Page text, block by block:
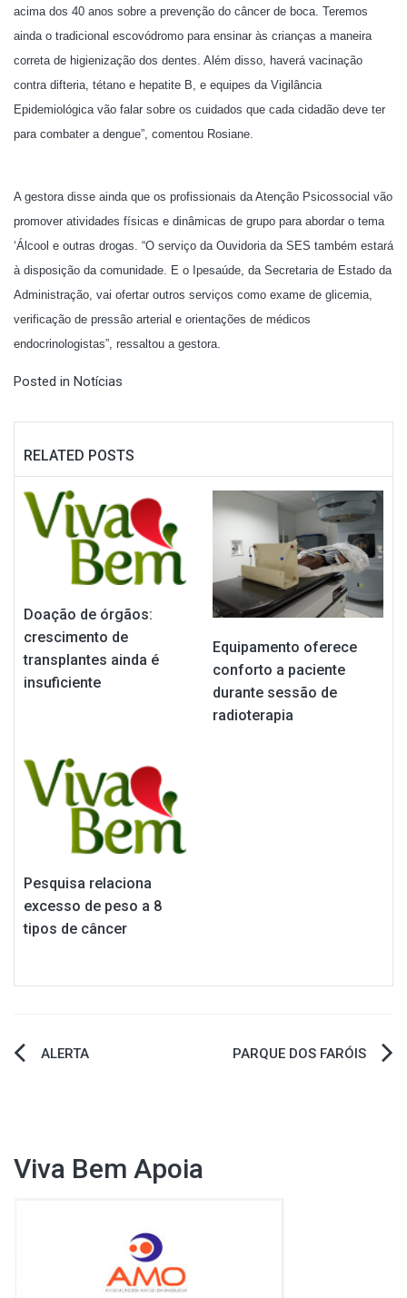
acima dos 40 anos sobre a prevenção do câncer de boca. Teremos
ainda o tradicional escovódromo para ensinar às crianças a maneira
correta de higienização dos dentes. Além disso, haverá vacinação
contra difteria, tétano e hepatite B, e equipes da Vigilância
Epidemiológica vão falar sobre os cuidados que cada cidadão deve ter
para combater a dengue”, comentou Rosiane.
A gestora disse ainda que os profissionais da Atenção Psicossocial vão
promover atividades físicas e dinâmicas de grupo para abordar o tema
‘Álcool e outras drogas. “O serviço da Ouvidoria da SES também estará
à disposição da comunidade. E o Ipesaúde, da Secretaria de Estado da
Administração, vai ofertar outros serviços como exame de glicemia,
verificação de pressão arterial e orientações de médicos
endocrinologistas”, ressaltou a gestora.
Posted in Notícias
RELATED POSTS
Doação de órgãos:
crescimento de
transplantes ainda é
insuficiente
Equipamento oferece
conforto a paciente
durante sessão de
radioterapia
Pesquisa relaciona
excesso de peso a 8
tipos de câncer
Navegação
ALERTA PARQUE DOS FARÓIS
Viva Bem Apoia